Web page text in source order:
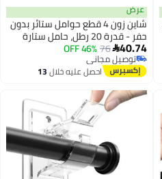
عرض
شاين زون 4 قطع حوامل ستائر بدون
حفر - قدرة 20 رطل، حامل ستارة
لاصق ذاتي، خطافات جدار قابلة
للإزالة واللصق، ترقيات مناسبة
للمستأجر للشقق والمطابخ
المعيشة والسيارات الترفيهية
40.74
76
46% OFF
توصيل مجاني
توصيل مجانياحصل عليه خلال13